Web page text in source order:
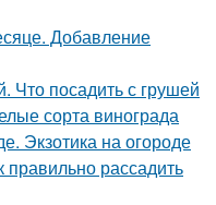
Добавление
Что посадить с грушей
сорта винограда
Экзотика на огороде
правильно рассадить